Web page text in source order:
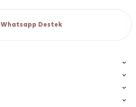
Whatsapp Destek